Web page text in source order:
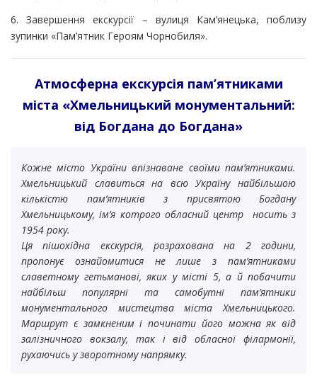
6. Завершення екскурсії – вулиця Кам’янецька, поблизу
зупинки «Пам’ятник Героям Чорнобиля».
Атмосферна екскурсія пам’ятниками
міста «Хмельницький монументальний:
від Богдана до Богдана»
Кожне місто України впізнаване своїми пам’ятниками.
Хмельницький славиться на всю Україну найбільшою
кількістю пам’ятників з присвятою Богдану
Хмельницькому, ім’я котрого обласний центр носить з
1954 року.
Ця пішохідна екскурсія, розрахована на 2 години,
пропонує ознайомитися не лише з пам’ятниками
славетному гетьманові, яких у місті 5, а й побачити
найбільш популярні та самобутні пам’ятники
монументального мистецтва міста Хмельницького.
Маршрут є замкненим і починати його можна як від
залізничного вокзалу, так і від обласної філармонії,
рухаючись у зворотному напрямку.